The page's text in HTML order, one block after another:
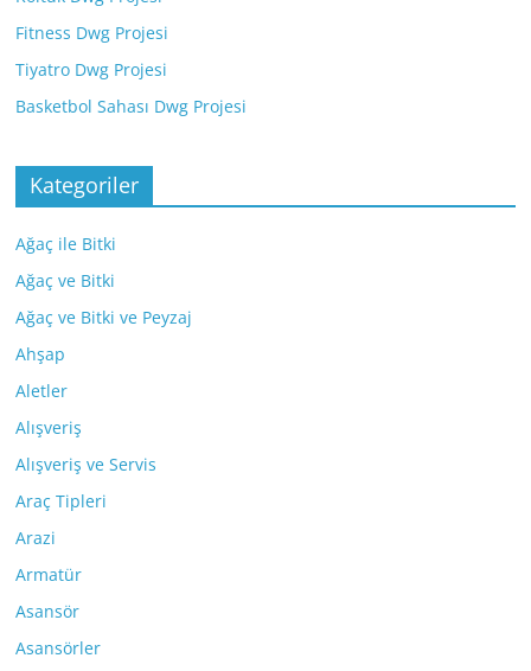
Fitness Dwg Projesi
Tiyatro Dwg Projesi
Basketbol Sahası Dwg Projesi
Kategoriler
Ağaç ile Bitki
Ağaç ve Bitki
Ağaç ve Bitki ve Peyzaj
Ahşap
Aletler
Alışveriş
Alışveriş ve Servis
Araç Tipleri
Arazi
Armatür
Asansör
Asansörler